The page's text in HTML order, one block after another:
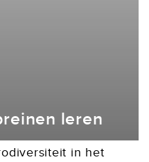
leren
in het